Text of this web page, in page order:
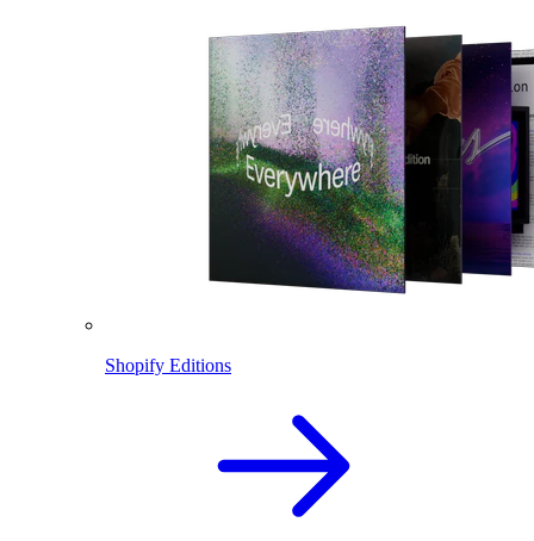
Shopify Editions